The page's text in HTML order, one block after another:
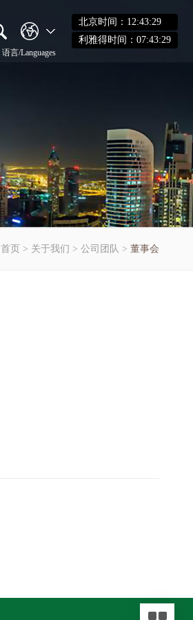
语言/Languages
北京时间： 12:43:30
利雅得时间： 07:43:30
首页 > 关于我们 >公司团队 >董事会